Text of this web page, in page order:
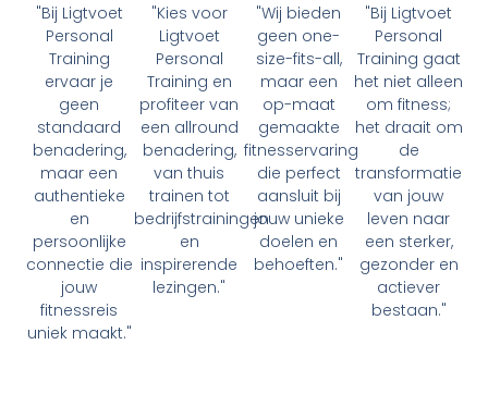
"Bij Ligtvoet
Personal
Training
ervaar je
geen
standaard
benadering,
maar een
authentieke
en
persoonlijke
connectie die
jouw
fitnessreis
uniek maakt."
"Kies voor
Ligtvoet
Personal
Training en
profiteer van
een allround
benadering,
van thuis
trainen tot
bedrijfstrainingen
en
inspirerende
lezingen."
"Wij bieden
geen one-
size-fits-all,
maar een
op-maat
gemaakte
fitnesservaring
die perfect
aansluit bij
jouw unieke
doelen en
behoeften."
"Bij Ligtvoet
Personal
Training gaat
het niet alleen
om fitness;
het draait om
de
transformatie
van jouw
leven naar
een sterker,
gezonder en
actiever
bestaan."